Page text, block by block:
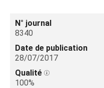
N° journal
8340
Date de publication
28/07/2017
Qualité
100%